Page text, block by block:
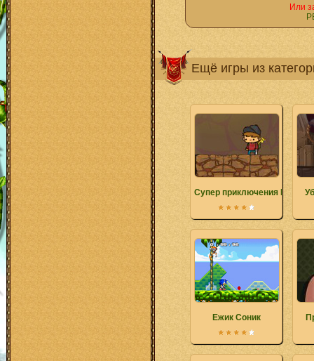
Или
Ещё игры из
Супер приключения Палс
Ежик Соник